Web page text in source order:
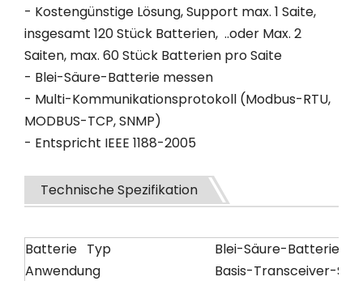
- Kostengünstige Lösung, Support max. 1 Saite,
insgesamt 120 Stück Batterien, ..oder Max. 2
Saiten, max. 60 Stück Batterien pro Saite
- Blei-Säure-Batterie messen
- Multi-Kommunikationsprotokoll (Modbus-RTU,
MODBUS-TCP, SNMP)
- Entspricht IEEE 1188-2005
Technische Spezifikation
Batterie Typ
Blei-Säure-Batterie
Anwendung
Basis-Transceiver-